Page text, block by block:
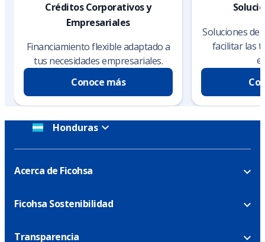
Créditos Corporativos y
Empresariales
Financiamiento flexible adaptado a
tus necesidades empresariales.
Conoce más
Soluciones de
facilitar las
Honduras
Acerca de Ficohsa
Ficohsa Sostenibilidad
Transparencia